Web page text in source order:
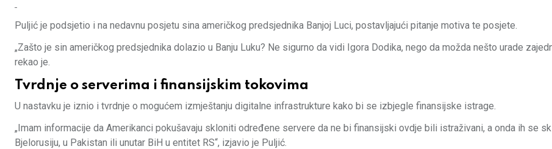
Puljić je podsjetio i na nedavnu posjetu sina američkog predsjednika Banjoj Luci, postavljajući pitanje motiva te posjete.
„Zašto je sin američkog predsjednika dolazio u Banju Luku? Ne sigurno da vidi Igora Dodika, nego da možda nešto urade
rekao je.
Tvrdnje o serverima i finansijskim tokovima
U nastavku je iznio i tvrdnje o mogućem izmještanju digitalne infrastrukture kako bi se izbjegle finansijske istrage.
„Imam informacije da Amerikanci pokušavaju skloniti određene servere da ne bi finansijski ovdje bili istraživani, a onda ih se
Bjelorusiju, u Pakistan ili unutar BiH u entitet RS“, izjavio je Puljić.